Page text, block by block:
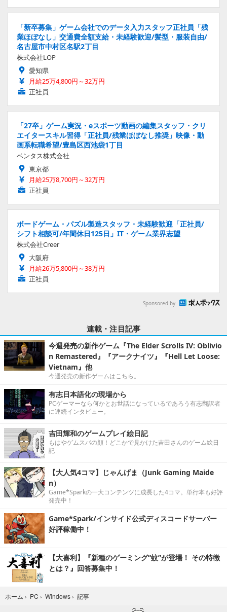
「新卒募集」ゲーム会社でのデータ入力スタッフ正社員「残
業ほぼなし」交通費全額支給・未経験歓迎/髪型・服装自由/
名古屋市中村区名駅2丁目
株式会社LOP
愛知県
月給25万4,800円～32万円
正社員
「27卒」ゲーム実況・eスポーツ動画の編集スタッフ・クリ
エイタースキル習得「正社員/残業ほぼなし推奨」映像・動
画系転職希望/豊島区西池袋1丁目
ベンタス株式会社
東京都
月給25万8,700円～32万円
正社員
ボードゲーム・パズル製造スタッフ・未経験歓迎「正社員/
シフト相談可/年間休日125日」IT・ゲーム業界志望
株式会社Creer
大阪府
月給26万5,800円～38万円
正社員
Sponsored by
連載・注目記事
今週発売の新作ゲーム『The Elder Scrolls IV: Oblivio
n Remastered』『アークナイツ』『Hell Let Loose:
Vietnam』他
今週発売の新作ゲームはこちら。
有志日本語化の現場から
PCゲーマーなら何かとお世話になっているであろう有志翻訳者
に連続インタビュー。
吉田輝和のゲームプレイ絵日記
もはやゲムスパの顔！どこかで見かけた吉田さんのゲーム絵日
記
【大人気4コマ】じゃんげま（Junk Gaming Maide
n）
Game*Sparkの一大コンテンツに成長した4コマ。単行本も好評
発売中！
Game*Spark/インサイド公式ディスコードサーバー
好評稼働中！
【大喜利】『新種のゲーミング“蚊”が登場！ その特徴
とは？』回答募集中！
ホーム › PC › Windows › 記事